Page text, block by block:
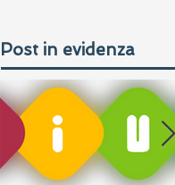
Post in evidenza